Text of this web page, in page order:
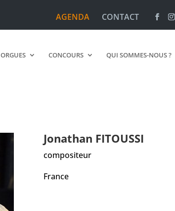
AGENDA CONTACT
ORGUES CONCOURS QUI SOMMES-NOUS ?
Jonathan FITOUSSI
compositeur
France